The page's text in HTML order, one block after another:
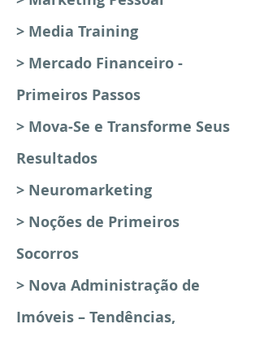
> Media Training
> Mercado Financeiro -
Primeiros Passos
> Mova-Se e Transforme Seus
Resultados
> Neuromarketing
> Noções de Primeiros
Socorros
> Nova Administração de
Imóveis – Tendências,